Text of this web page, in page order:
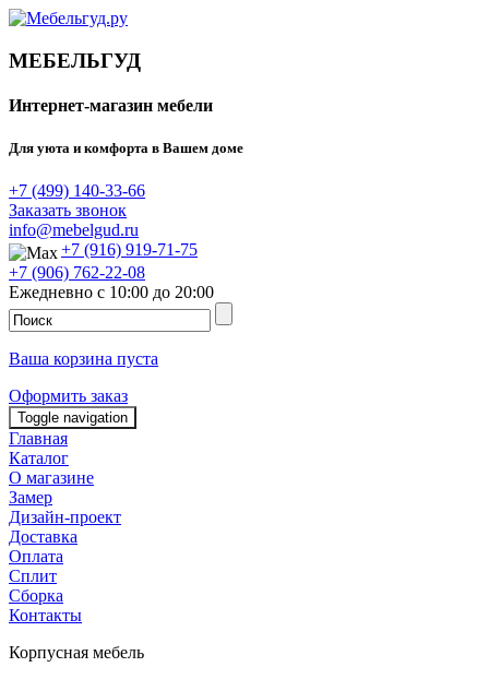
МЕБЕЛЬГУД
Интернет-магазин мебели
Для уюта и комфорта в Вашем доме
+7 (499) 140-33-66
Заказать звонок
info@mebelgud.ru
+7 (916) 919-71-75
+7 (906) 762-22-08
Ежедневно с 10:00 до 20:00
Ваша корзина пуста
Оформить заказ
Toggle navigation
Главная
Каталог
О магазине
Замер
Дизайн-проект
Доставка
Оплата
Сплит
Сборка
Контакты
Корпусная мебель